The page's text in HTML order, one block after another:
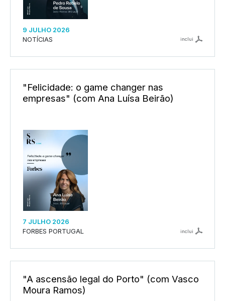
9 JULHO 2026
NOTÍCIAS
inclui
"Felicidade: o game changer nas
empresas" (com Ana Luísa Beirão)
7 JULHO 2026
FORBES PORTUGAL
inclui
"A ascensão legal do Porto" (com Vasco
Moura Ramos)